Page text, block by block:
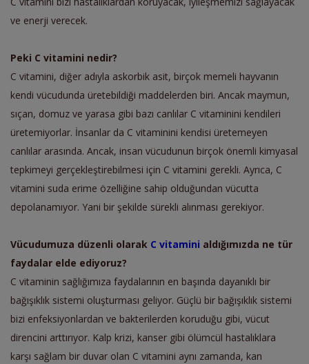
ve enerji verecek.
Peki C vitamini nedir?
C vitamini, diğer adıyla askorbik asit, birçok memeli hayvanın
kendi vücudunda üretebildiği maddelerden biri. Ancak maymun,
sıçan, domuz ve yarasa gibi bazı canlılar C vitaminini kendileri
üretemiyorlar. İnsanlar da C vitaminini kendisi üretemeyen
canlılar arasında. Ancak, insan vücudunun birçok önemli kimyasal
tepkimeyi gerçekleştirebilmesi için C vitamini gerekli. Ayrıca, C
vitamini suda erime özelliğine sahip olduğundan vücutta
depolanamıyor. Yani bir şekilde sürekli alınması gerekiyor.
Vücudumuza düzenli olarak C vitamini aldığımızda ne tür
faydalar elde ediyoruz?
C vitaminin sağlığımıza faydalarının en başında dayanıklı bir
bağışıklık sistemi oluşturması geliyor. Güçlü bir bağışıklık sistemi
bizi enfeksiyonlardan ve bakterilerden koruduğu gibi, vücut
direncini arttırıyor. Kalp krizi, kanser gibi ölümcül hastalıklara
karşı sağlam bir duvar olan C vitamini aynı zamanda, kan